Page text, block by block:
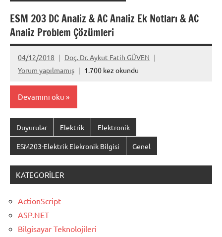
ESM 203 DC Analiz & AC Analiz Ek Notları & AC
Analiz Problem Çözümleri
04/12/2018
Doç. Dr. Aykut Fatih GÜVEN
Yorum yapılmamış
1.700 kez okundu
Devamını oku
Duyurular Elektrik Elektronik
ESM203-Elektrik Elekronik Bilgisi Genel
KATEGORILER
ActionScript
ASP.NET
Bilgisayar Teknolojileri